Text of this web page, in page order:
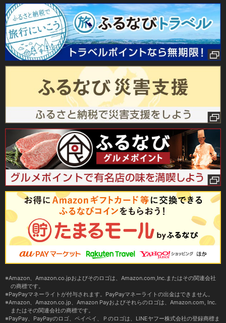
Amazon、Amazon.co.jpおよびそのロゴは、Amazon.com,Inc.またはその関連会社
の商標です。
PayPayマネーライトが付与されます。PayPayマネーライトの出金はできません。
Amazon、Amazon.co.jp、Amazon Payおよびそれらのロゴは、Amazon.com, Inc.
またはその関連会社の商標です。
PayPay、PayPayのロゴ、ペイペイ、Ｐのロゴは、LINEヤフー株式会社の登録商標ま